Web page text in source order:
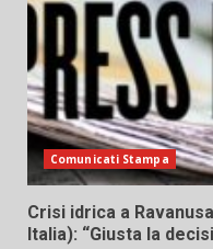
Comunicati Stampa
Crisi idrica a
Italia): “Giusta la